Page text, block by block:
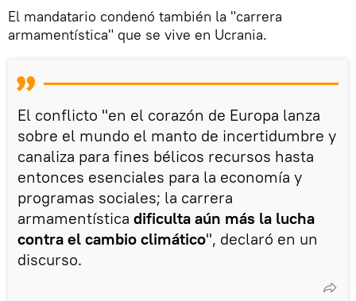
El mandatario condenó también la "carrera
armamentística" que se vive en Ucrania.
El conflicto "en el corazón de Europa lanza
sobre el mundo el manto de incertidumbre y
canaliza para fines bélicos recursos hasta
entonces esenciales para la economía y
programas sociales; la carrera
armamentística dificulta aún más la lucha
contra el cambio climático", declaró en un
discurso.